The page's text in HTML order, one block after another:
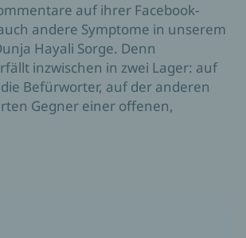
auf ihrer Facebook-
andere Symptome in unserem
Hayali Sorge. Denn
inzwischen in zwei Lager: auf
Befürworter, auf der anderen
Gegner einer offenen,